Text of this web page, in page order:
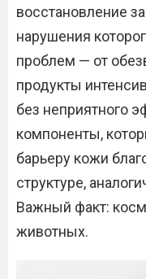
восстановление
нарушения
проблем — от
продукты
без неприятного
компоненты,
барьеру кожи
структуре,
Важный факт:
животных.